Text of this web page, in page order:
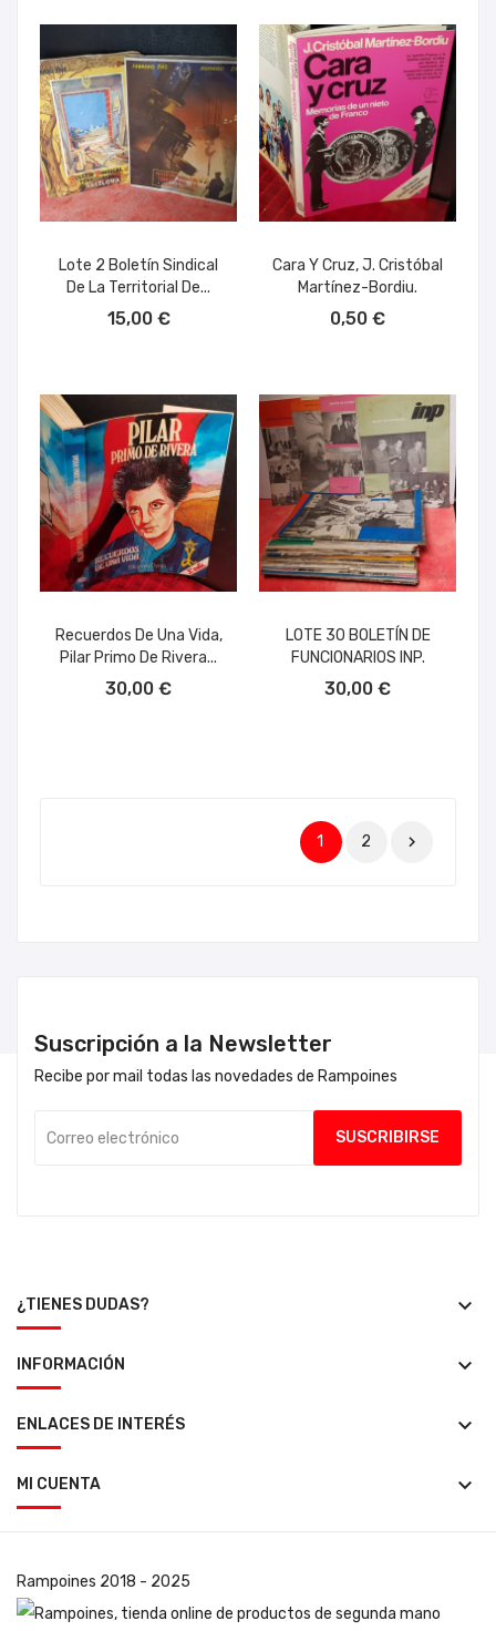
Lote 2 Boletín Sindical
De La Territorial De...
15,00 €
Cara Y Cruz, J. Cristóbal
Martínez-Bordiu.
0,50 €
Recuerdos De Una Vida,
Pilar Primo De Rivera...
30,00 €
LOTE 30 BOLETÍN DE
FUNCIONARIOS INP.
30,00 €
1 2 
Suscripción a la Newsletter
Recibe por mail todas las novedades de Rampoines
¿TIENES DUDAS? keyboard_arrow_down
INFORMACIÓN keyboard_arrow_down
ENLACES DE INTERÉS keyboard_arrow_down
MI CUENTA keyboard_arrow_down
Rampoines 2018 - 2025